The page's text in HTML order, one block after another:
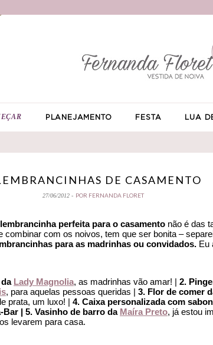
PLANEJAMENTO FESTA LUA
DE CASAMENTO
27/06/2012 - POR FERNANDA FLORET
lembrancinha perfeita para o casamento não é das
combinar com os noivos, tem que ser bonita –
para as madrinhas ou convidados. Eu
Lady Magnolia, as madrinhas vão amar! | 2.
, para aquelas pessoas queridas | 3. Flor de comer
prata, um luxo! | 4. Caixa personalizada com
Bar | 5. Vasinho de barro da Maíra Preto, já estou
levarem para casa.